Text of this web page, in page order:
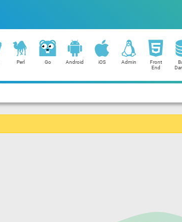
Perl Go Android iOS Admin
Front
End